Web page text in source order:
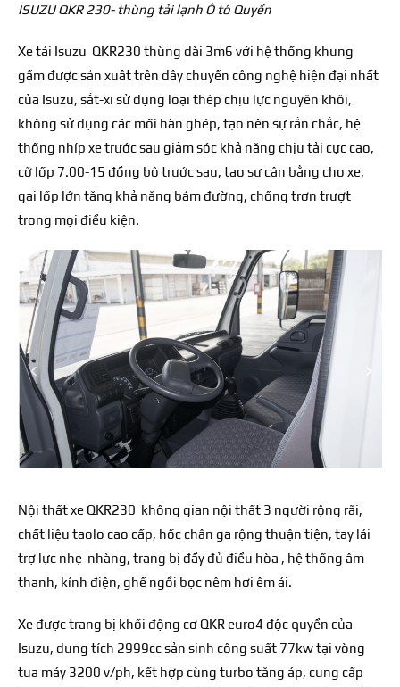
ISUZU QKR 230- thùng tải lạnh Ô tô Quyền
Xe tải Isuzu QKR230 thùng dài 3m6 với hệ thống khung
gầm được sản xuât trên dây chuyền công nghệ hiện đại nhất
của Isuzu, sắt-xi sử dụng loại thép chịu lực nguyên khối,
không sử dụng các mối hàn ghép, tạo nên sự rắn chắc, hệ
thống nhíp xe trước sau giảm sóc khả năng chịu tải cực cao,
cỡ lốp 7.00-15 đồng bộ trước sau, tạo sự cân bằng cho xe,
gai lốp lớn tăng khả năng bám đường, chống trơn trượt
trong mọi điều kiện.
Nội thất xe QKR230 không gian nội thất 3 người rộng rãi,
chất liệu taolo cao cấp, hốc chân ga rộng thuận tiện, tay lái
trợ lực nhẹ nhàng, trang bị đầy đủ điều hòa , hệ thống âm
thanh, kính điện, ghế ngồi bọc nêm hơi êm ái.
Xe được trang bị khối động cơ QKR euro4 độc quyền của
Isuzu, dung tích 2999cc sản sinh công suất 77kw tại vòng
tua máy 3200 v/ph, kết hợp cùng turbo tăng áp, cung cấp